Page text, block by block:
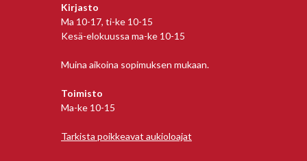
Kirjasto
Ma 10-17, ti-ke 10-15
Kesä-elokuussa ma-ke 10-15
Muina aikoina sopimuksen mukaan.
Toimisto
Ma-ke 10-15
Tarkista poikkeavat aukioloajat